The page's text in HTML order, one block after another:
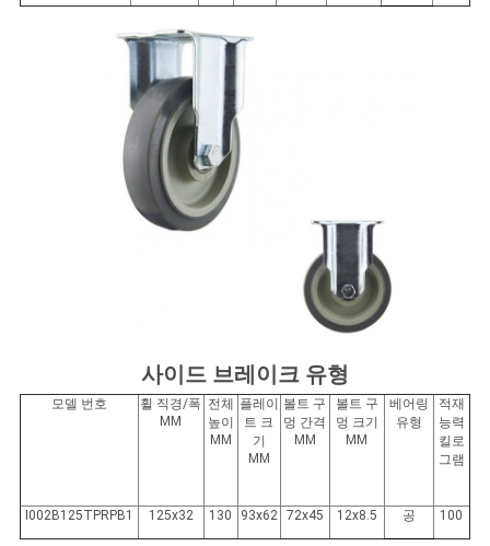
사이드 브레이크 유형
모델 번호
휠 직경/폭
MM
전체
높이
MM
플레이
트 크
기
MM
볼트 구
멍 간격
MM
볼트 구
멍 크기
MM
베어링
유형
적재
능력
킬로
그램
I002B125TPRPB1 125x32 130 93x62 72x45 12x8.5 공 100